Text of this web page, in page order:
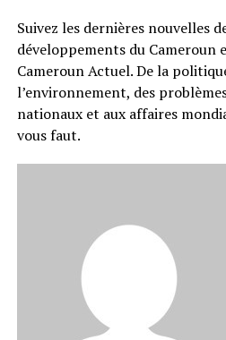
Suivez les dernières nouvelles
développements du Cameroun
Cameroun Actuel. De la
l’environnement, des
nationaux et aux affaires
vous faut.